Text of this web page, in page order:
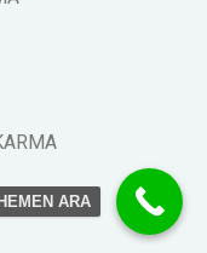
HEMEN ARA